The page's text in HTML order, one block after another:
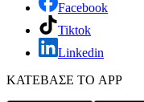
Facebook
Tiktok
Linkedin
ΚΑΤΕΒΑΣΕ ΤΟ APP